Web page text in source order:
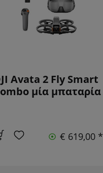
Avata 2 Fly Smart
μία μπαταρία
€ 619,00 *